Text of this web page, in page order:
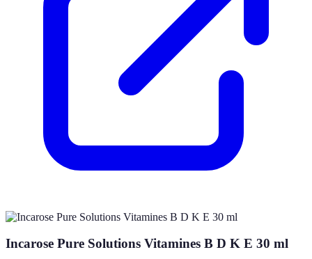
Incarose Pure Solutions Vitamines B D K E 30 ml